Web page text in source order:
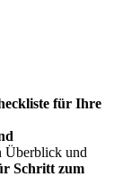
für Ihre
Überblick und
Schritt zum